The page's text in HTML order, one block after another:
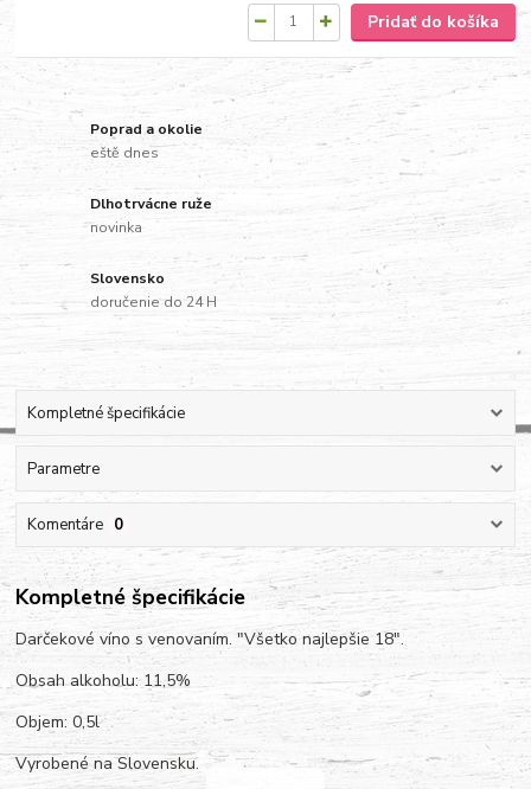
Pridať do košíka
Poprad a okolie
eště dnes
Dlhotrvácne ruže
novinka
Slovensko
doručenie do 24 H
Kompletné špecifikácie
Parametre
Komentáre 0
Kompletné špecifikácie
Darčekové víno s venovaním. "Všetko najlepšie 18".
Obsah alkoholu: 11,5%
Objem: 0,5l
Vyrobené na Slovensku.